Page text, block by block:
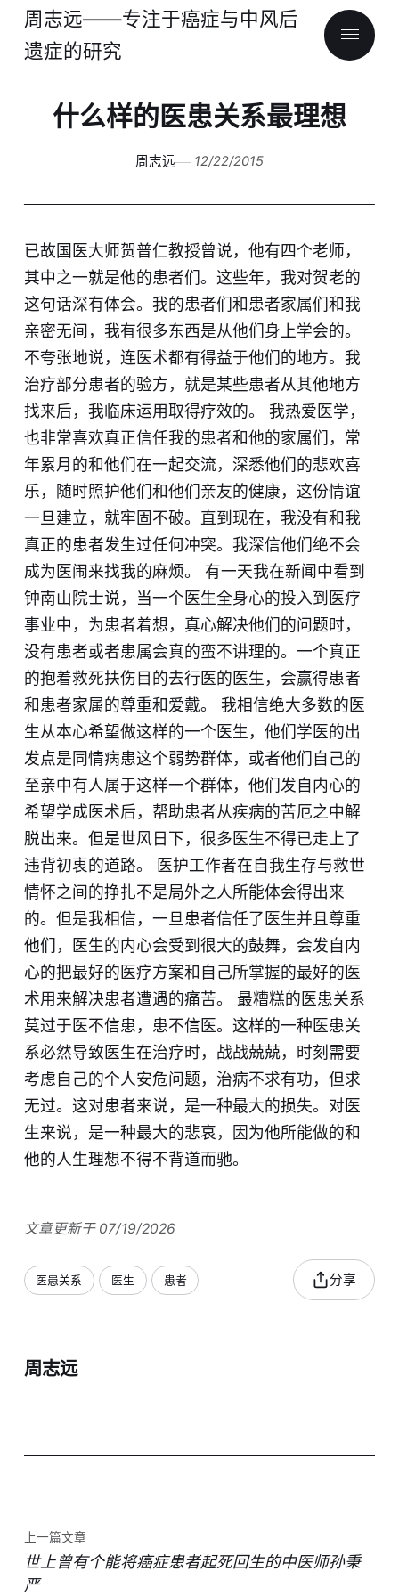
周志远——专注于癌症与中风后
遗症的研究
什么样的医患关系最理想
周志远 12/22/2015
已故国医大师贺普仁教授曾说，他有四个老师，
其中之一就是他的患者们。这些年，我对贺老的
这句话深有体会。我的患者们和患者家属们和我
亲密无间，我有很多东西是从他们身上学会的。
不夸张地说，连医术都有得益于他们的地方。我
治疗部分患者的验方，就是某些患者从其他地方
找来后，我临床运用取得疗效的。 我热爱医学，
也非常喜欢真正信任我的患者和他的家属们，常
年累月的和他们在一起交流，深悉他们的悲欢喜
乐，随时照护他们和他们亲友的健康，这份情谊
一旦建立，就牢固不破。直到现在，我没有和我
真正的患者发生过任何冲突。我深信他们绝不会
成为医闹来找我的麻烦。 有一天我在新闻中看到
钟南山院士说，当一个医生全身心的投入到医疗
事业中，为患者着想，真心解决他们的问题时，
没有患者或者患属会真的蛮不讲理的。一个真正
的抱着救死扶伤目的去行医的医生，会赢得患者
和患者家属的尊重和爱戴。 我相信绝大多数的医
生从本心希望做这样的一个医生，他们学医的出
发点是同情病患这个弱势群体，或者他们自己的
至亲中有人属于这样一个群体，他们发自内心的
希望学成医术后，帮助患者从疾病的苦厄之中解
脱出来。但是世风日下，很多医生不得已走上了
违背初衷的道路。 医护工作者在自我生存与救世
情怀之间的挣扎不是局外之人所能体会得出来
的。但是我相信，一旦患者信任了医生并且尊重
他们，医生的内心会受到很大的鼓舞，会发自内
心的把最好的医疗方案和自己所掌握的最好的医
术用来解决患者遭遇的痛苦。 最糟糕的医患关系
莫过于医不信患，患不信医。这样的一种医患关
系必然导致医生在治疗时，战战兢兢，时刻需要
考虑自己的个人安危问题，治病不求有功，但求
无过。这对患者来说，是一种最大的损失。对医
生来说，是一种最大的悲哀，因为他所能做的和
他的人生理想不得不背道而驰。
文章更新于 07/19/2026
医患关系 医生 患者 分享
周志远
上一篇文章
世上曾有个能将癌症患者起死回生的中医师孙秉
严